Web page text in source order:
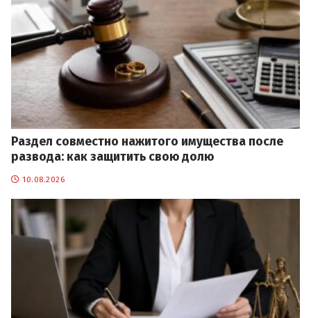
Раздел совместно нажитого имущества после
развода: как защитить свою долю
10.08.2026